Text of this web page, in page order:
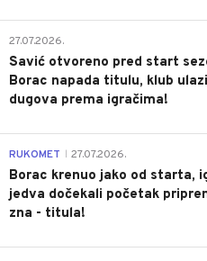
27.07.2026.
Savić otvoreno pred start
Borac napada titulu, klub
dugova prema igračima!
RUKOMET 27.07.2026.
Borac krenuo jako od starta,
jedva dočekali početak
zna - titula!